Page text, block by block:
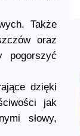
Także
oraz
pogorszyć
dzięki
jak
słowy,